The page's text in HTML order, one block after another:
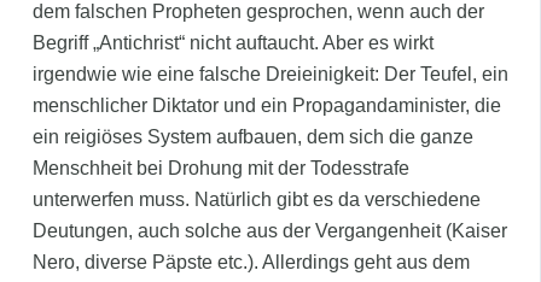
dem falschen Propheten gesprochen, wenn auch der
Begriff „Antichrist“ nicht auftaucht. Aber es wirkt
irgendwie wie eine falsche Dreieinigkeit: Der Teufel, ein
menschlicher Diktator und ein Propagandaminister, die
ein reigiöses System aufbauen, dem sich die ganze
Menschheit bei Drohung mit der Todesstrafe
unterwerfen muss. Natürlich gibt es da verschiedene
Deutungen, auch solche aus der Vergangenheit (Kaiser
Nero, diverse Päpste etc.). Allerdings geht aus dem